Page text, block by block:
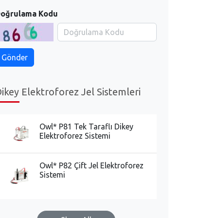
Kodu
Elektroforez Jel Sistemleri
Owl* P81 Tek Taraflı Dikey
Elektroforez Sistemi
Owl* P82 Çift Jel Elektroforez
Sistemi